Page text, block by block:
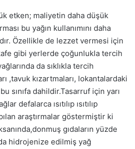
etken; maliyetin daha düşük
bu yağın kullanımını daha
Özellikle de lezzet vermesi için
gibi yerlerde çoğunlukla tercih
da sıklıkla tercih
,tavuk kızartmaları, lokantalardaki
sınıfa dahildir.Tasarruf için yarı
defalarca ısıtılıp ısıtılıp
araştırmalar göstermiştir ki
gıdaların yüzde
hidrojenize edilmiş yağ